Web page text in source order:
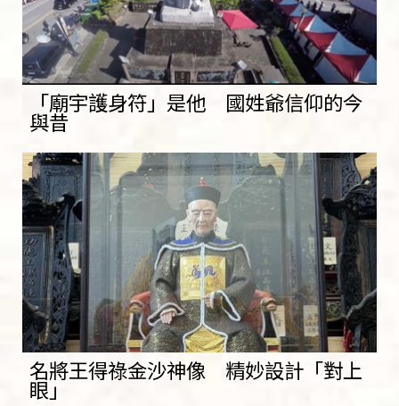
「廟宇護身符」是他 國姓爺信仰的今
與昔
名將王得祿金沙神像 精妙設計「對上
眼」